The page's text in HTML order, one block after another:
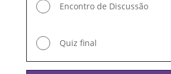
Encontro de Discussão
Quiz final